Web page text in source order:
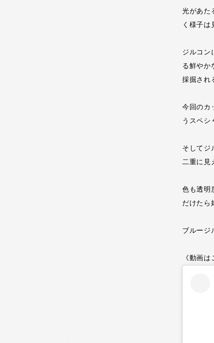
光があた
く様子は
ジルコン
る鮮やか
採掘され
今回のカ
うスペシ
そしてジ
二重に見
色も透明
だけたら
ブルージ
《動画は